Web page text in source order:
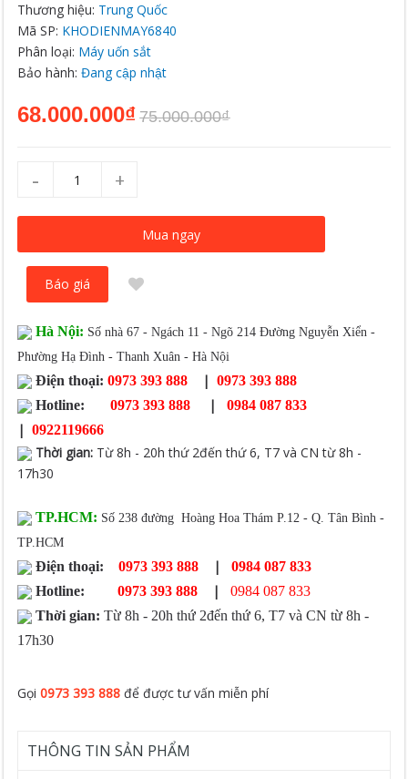
Thương hiệu: Trung Quốc
Mã SP: KHODIENMAY6840
Phân loại: Máy uốn sắt
Bảo hành:Đang cập nhật
68.000.000₫ 75.000.000₫
- +
Mua ngay
Báo giá
Hà Nội: Số nhà 67 - Ngách 11 - Ngõ 214 Đường Nguyễn Xiển -
Phường Hạ Đình - Thanh Xuân - Hà Nội
Điện thoại: 0973 393 888 |
0973 393 888
Hotline:
0973 393 888 | 0984 087 833
| 0922119666
Thời gian: Từ 8h - 20h thứ 2đến thứ 6, T7 và CN từ 8h -
17h30
TP.HCM: Số 238 đường Hoàng Hoa Thám P.12 - Q. Tân Bình -
TP.HCM
Điện thoại: 0973 393 888 |
0984 087 833
Hotline:
0973 393 888 |
0984 087 833
Thời gian: Từ 8h - 20h thứ 2đến thứ 6, T7 và CN từ 8h -
17h30
Gọi0973 393 888 để được tư vấn miễn phí
THÔNG TIN SẢN PHẨM